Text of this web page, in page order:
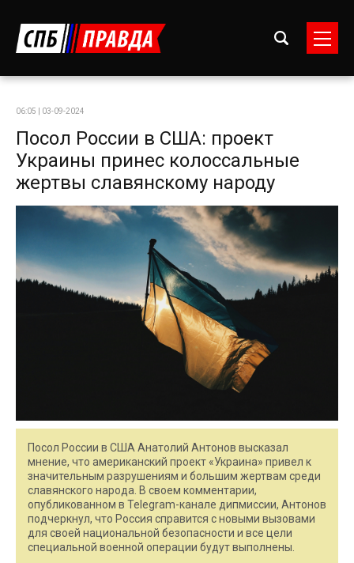
06:05 | 03-09-2024
Посол России в США: проект
Украины принес колоссальные
жертвы славянскому народу
Посол России в США Анатолий Антонов высказал
мнение, что американский проект «Украина» привел к
значительным разрушениям и большим жертвам среди
славянского народа. В своем комментарии,
опубликованном в Telegram-канале дипмиссии, Антонов
подчеркнул, что Россия справится с новыми вызовами
для своей национальной безопасности и все цели
специальной военной операции будут выполнены.